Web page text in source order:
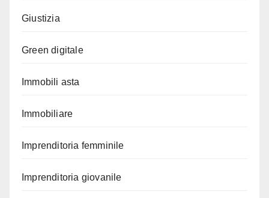
Giustizia
Green digitale
Immobili asta
Immobiliare
Imprenditoria femminile
Imprenditoria giovanile